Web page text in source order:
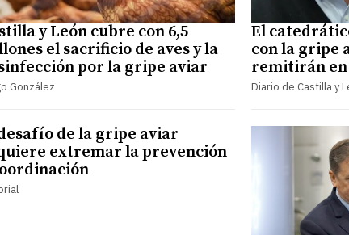
y León cubre con 6,5
el sacrificio de aves y la
por la gripe aviar
González
El
con la gripe
remitirán en
Diario de Castilla y
de la gripe aviar
extremar la prevención